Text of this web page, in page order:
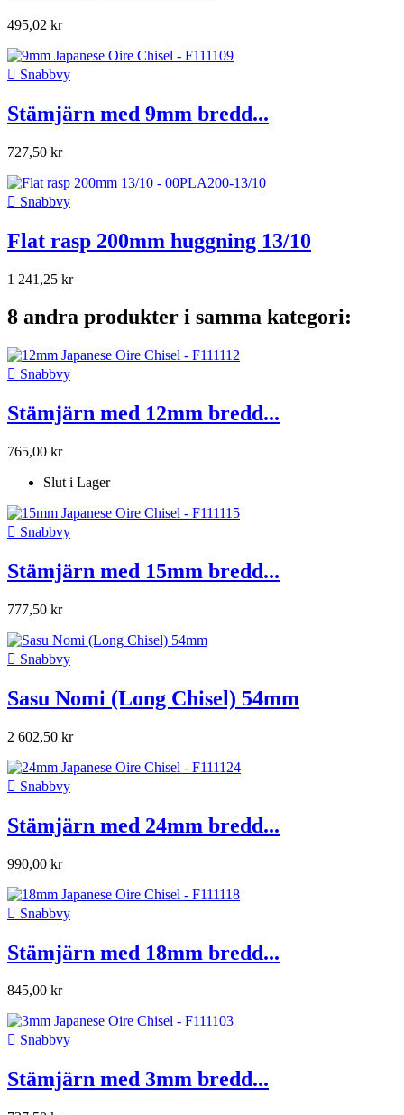
495,02 kr
 Snabbvy
Stämjärn med 9mm bredd...
727,50 kr
 Snabbvy
Flat rasp 200mm huggning 13/10
1 241,25 kr
8 andra produkter i samma kategori:
 Snabbvy
Stämjärn med 12mm bredd...
765,00 kr
Slut i Lager
 Snabbvy
Stämjärn med 15mm bredd...
777,50 kr
 Snabbvy
Sasu Nomi (Long Chisel) 54mm
2 602,50 kr
 Snabbvy
Stämjärn med 24mm bredd...
990,00 kr
 Snabbvy
Stämjärn med 18mm bredd...
845,00 kr
 Snabbvy
Stämjärn med 3mm bredd...